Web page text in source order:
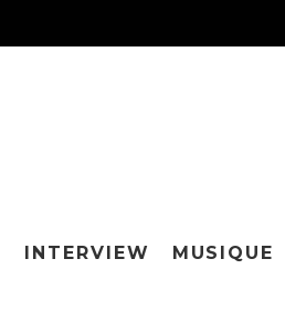
INTERVIEW MUSIQUE